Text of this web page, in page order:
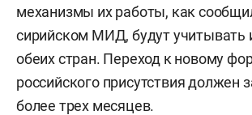
механизмы их работы, как
сирийском МИД, будут учитывать
обеих стран. Переход к новому
российского присутствия должен
более трех месяцев.